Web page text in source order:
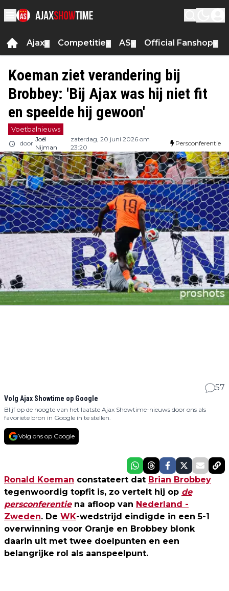
Ajax Competitie AS Official Fanshop
Koeman ziet verandering bij
Brobbey: 'Bij Ajax was hij niet fit
en speelde hij gewoon'
Voetbalnieuws
door
Joël
Nijman
zaterdag, 20 juni 2026 om
23:20
Persconferentie
57
Volg Ajax Showtime op Google
Blijf op de hoogte van het laatste Ajax Showtime-nieuws door ons als
favoriete bron in Google in te stellen.
Volg ons op Google
Ronald Koeman constateert dat Brian Brobbey
tegenwoordig topfit is, zo vertelt hij op de
persconferentiena afloop van Nederland -
Zweden. De WK-wedstrijd eindigde in een 5-1
overwinning voor Oranje en Brobbey blonk
daarin uit met twee doelpunten en een
belangrijke rol als aanspeelpunt.